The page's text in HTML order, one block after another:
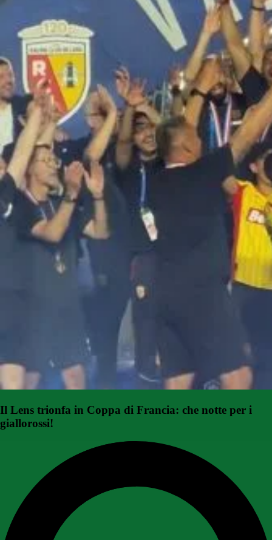
Il Lens trionfa in Coppa di Francia: che notte per i
giallorossi!